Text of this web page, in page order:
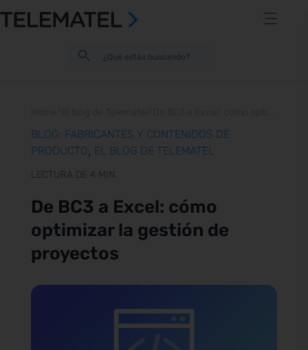
BLOG: FABRICANTES Y CONTENIDOS DE
PRODUCTO, EL BLOG DE TELEMATEL
LECTURA DE 4 MIN.
De BC3 a Excel: cómo
optimizar la gestión de
proyectos